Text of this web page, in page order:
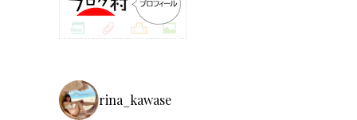
rina_kawase